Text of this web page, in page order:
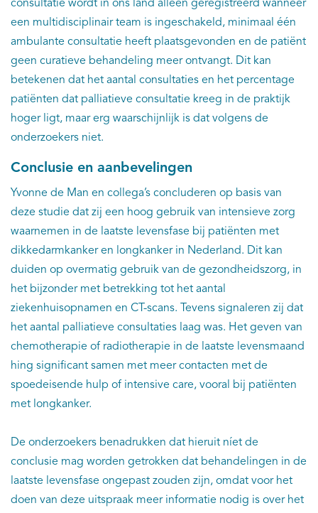
consultatie wordt in ons land alleen geregistreerd wanneer
een multidisciplinair team is ingeschakeld, minimaal één
ambulante consultatie heeft plaatsgevonden en de patiënt
geen curatieve behandeling meer ontvangt. Dit kan
betekenen dat het aantal consultaties en het percentage
patiënten dat palliatieve consultatie kreeg in de praktijk
hoger ligt, maar erg waarschijnlijk is dat volgens de
onderzoekers niet.
Conclusie en aanbevelingen
Yvonne de Man en collega’s concluderen op basis van
deze studie dat zij een hoog gebruik van intensieve zorg
waarnemen in de laatste levensfase bij patiënten met
dikkedarmkanker en longkanker in Nederland. Dit kan
duiden op overmatig gebruik van de gezondheidszorg, in
het bijzonder met betrekking tot het aantal
ziekenhuisopnamen en CT-scans. Tevens signaleren zij dat
het aantal palliatieve consultaties laag was. Het geven van
chemotherapie of radiotherapie in de laatste levensmaand
hing significant samen met meer contacten met de
spoedeisende hulp of intensive care, vooral bij patiënten
met longkanker.
De onderzoekers benadrukken dat hieruit níet de
conclusie mag worden getrokken dat behandelingen in de
laatste levensfase ongepast zouden zijn, omdat voor het
doen van deze uitspraak meer informatie nodig is over het